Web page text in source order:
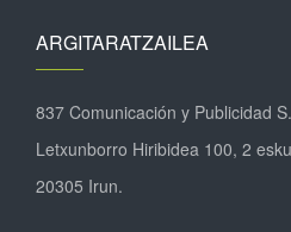
ARGITARATZAILEA
837 Comunicación y Publicidad
Letxunborro Hiribidea 100, 2
20305 Irun.